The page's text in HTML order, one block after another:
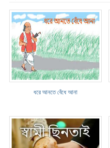
ধরে আনতে বেঁধে আনা